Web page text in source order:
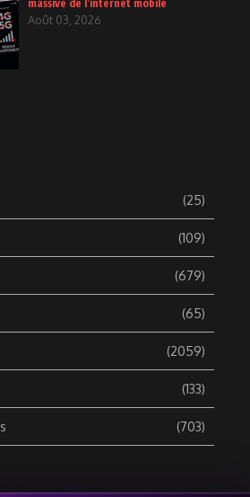
massive de l’internet mobile
Août 03, 2026
(25)
(109)
(679)
(65)
(2059)
(133)
(703)